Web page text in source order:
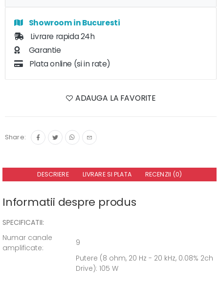
Showroom in Bucuresti
Livrare rapida 24h
Garantie
Plata online (si in rate)
ADAUGA LA FAVORITE
Share:
DESCRIERE LIVRARE SI PLATA RECENZII (0)
Informatii despre produs
SPECIFICATII:
Numar canale
amplificate:
9
Putere (8 ohm, 20 Hz - 20 kHz, 0.08% 2ch
Drive): 105 W